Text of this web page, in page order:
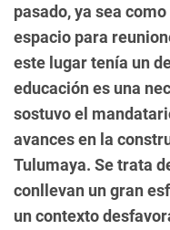
pasado, ya sea
espacio para
este lugar tenía un
educación es una
sostuvo el
avances en la
Tulumaya. Se trata
conllevan un gran
un contexto